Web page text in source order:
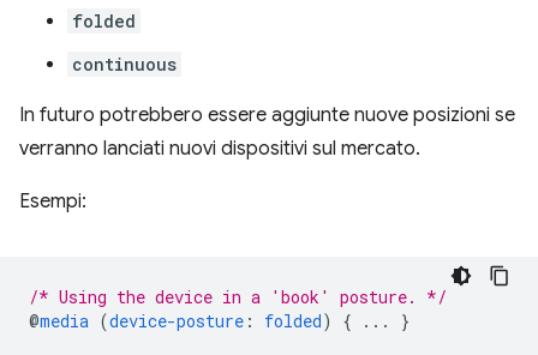
folded
continuous
In futuro potrebbero essere aggiunte nuove posizioni se
verranno lanciati nuovi dispositivi sul mercato.
Esempi:
/* Using the device in a 'book' posture. */
@media (device-posture : folded) { ... }